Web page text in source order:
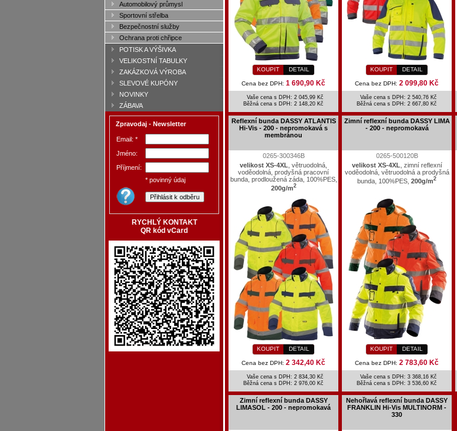
Automobilový průmysl
Sportovní střelba
Bezpečnostní služby
Ochrana proti chřipce
POTISK A VÝŠIVKA
VELIKOSTNÍ TABULKY
ZAKÁZKOVÁ VÝROBA
SLEVOVÉ KUPÓNY
NOVINKY
ZÁBAVA
Zpravodaj - Newsletter
Email: *
Jméno:
Příjmení:
* povinný údaj
RYCHLÝ KONTAKT
QR kód vCard
KOUPIT DETAIL
Cena bez DPH: 1 690,90 Kč
Vaše cena s DPH: 2 045,99 Kč
Běžná cena s DPH: 2 148,20 Kč
KOUPIT DETAIL
Cena bez DPH: 2 099,80 Kč
Vaše cena s DPH: 2 540,76 Kč
Běžná cena s DPH: 2 667,80 Kč
Reflexní bunda DASSY ATLANTIS
Hi-Vis - 200 - nepromokavá s
membránou
0265-300346B
velikost XS-4XL , větruodolná,
voděodolná, prodyšná pracovní
bunda, prodloužená záda, 100%PES,
200g/m2
KOUPIT DETAIL
Cena bez DPH: 2 342,40 Kč
Vaše cena s DPH: 2 834,30 Kč
Běžná cena s DPH: 2 976,00 Kč
Zimní reflexní bunda DASSY LIMA
- 200 - nepromokavá
0265-500120B
velikost XS-4XL , zimní reflexní
voděodolná, větruodolná a prodyšná
bunda, 100%PES, 200g/m2
KOUPIT DETAIL
Cena bez DPH: 2 783,60 Kč
Vaše cena s DPH: 3 368,16 Kč
Běžná cena s DPH: 3 536,60 Kč
Zimní reflexní bunda DASSY
LIMASOL - 200 - nepromokavá
Nehořlavá reflexní bunda DASSY
FRANKLIN Hi-Vis MULTINORM -
330